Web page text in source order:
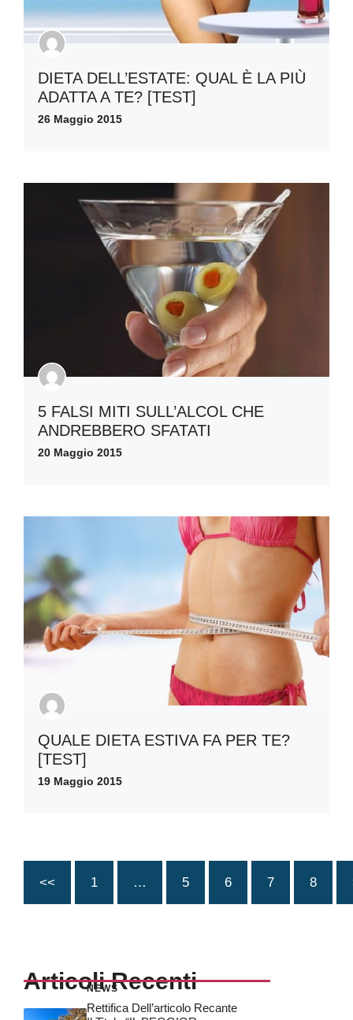
DIETA DELL’ESTATE: QUAL È LA PIÙ
ADATTA A TE? [TEST]
26 Maggio 2015
5 FALSI MITI SULL’ALCOL CHE
ANDREBBERO SFATATI
20 Maggio 2015
QUALE DIETA ESTIVA FA PER TE?
[TEST]
19 Maggio 2015
<< 1 … 5 6 7 8
Articoli Recenti
NEWS
Rettifica Dell’articolo Recante